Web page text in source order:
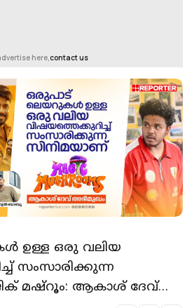
here,contact us
ഉള്ള ഒരു വലിയ
സംസാരിക്കുന്ന
മഷ്റൂം: ആകാശ് ദേവ്